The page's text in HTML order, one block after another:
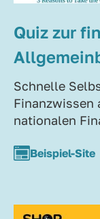
Quiz zur
Schnelle
Finanzwissen
nationalen
Beispiel-Site